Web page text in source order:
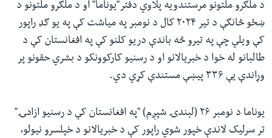
د ملګرو ملتونو مرستندویه پلاوي دفتر"یوناما" او د ملګرو ملتونو د
ښځو څانګې د تیر ۲۰۲۴ کال د نومبر په میاشت کې په یو ګډ راپور
کې ویلي چې په تیرو څه باندې دریو کلنو کې په افغانستان کې د
طالبانو له خوا د خبریالانو او د رسنیو کارکوونکو د بشري حقونو پر
وړاندې یې ۳۳۶ پیښې مستندې کړي دي.
یوناما د نومبر ۲۶ (لېندۍ شپږم) "په افغانستان کې د رسنیو ازاد‍ۍ"
تر سرلیک لاندې خپور شوي راپور کې د خبریالانو د خپلسرو نیولو،